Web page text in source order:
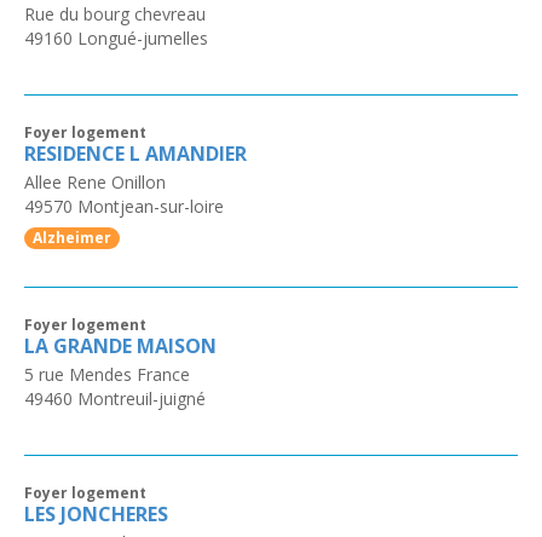
Rue du bourg chevreau
49160 Longué-jumelles
Foyer logement
RESIDENCE L AMANDIER
Allee Rene Onillon
49570 Montjean-sur-loire
Alzheimer
Foyer logement
LA GRANDE MAISON
5 rue Mendes France
49460 Montreuil-juigné
Foyer logement
LES JONCHERES